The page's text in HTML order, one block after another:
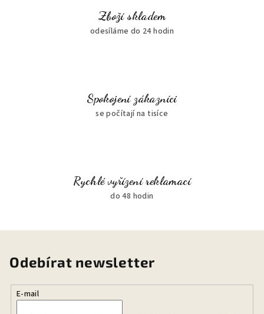
Zboží skladem
odesíláme do 24 hodin
Spokojení zákazníci
se počítají na tisíce
Rychlé vyřízení reklamací
do 48 hodin
Odebírat newsletter
E-mail